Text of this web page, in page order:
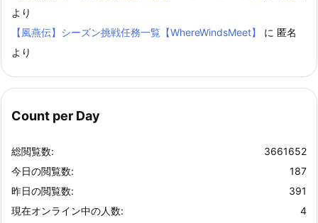
より
【風燕伝】シーズン挑戦任務一覧【WhereWindsMeet】
に 匿名
より
Count per Day
3661652
総閲覧数:
187
今日の閲覧数:
391
昨日の閲覧数:
4
現在オンライン中の人数: